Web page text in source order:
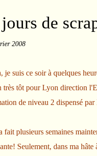
de
2008
je suis ce soir à quelques
très tôt pour Lyon direction
de niveau 2 dispensé
fait plusieurs semaines
Seulement, dans ma